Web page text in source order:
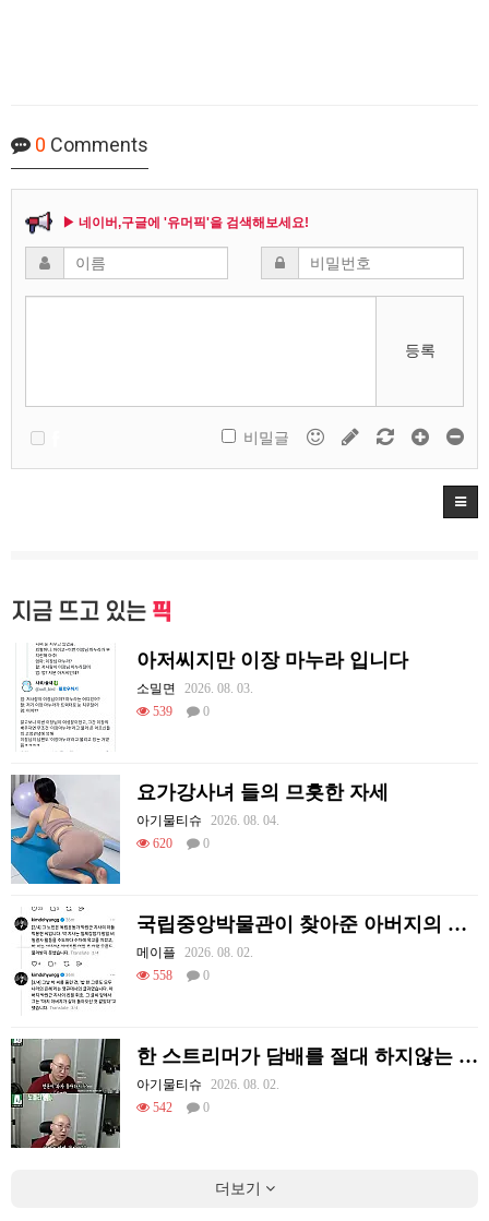
0 Comments
▶ 네이버,구글에 '유머픽'을 검색해보세요!
등록
비밀글
지금 뜨고 있는 픽
아저씨지만 이장 마누라 입니다
소밀면
2026. 08. 03.
539
0
요가강사녀 들의 므흣한 자세
아기물티슈
2026. 08. 04.
620
0
국립중앙박물관이 찾아준 아버지의 흔적
메이플
2026. 08. 02.
558
0
한 스트리머가 담배를 절대 하지않는 이유
아기물티슈
2026. 08. 02.
542
0
더보기